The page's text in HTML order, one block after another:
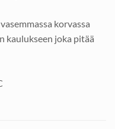
korvassa
kaulukseen joka pitää